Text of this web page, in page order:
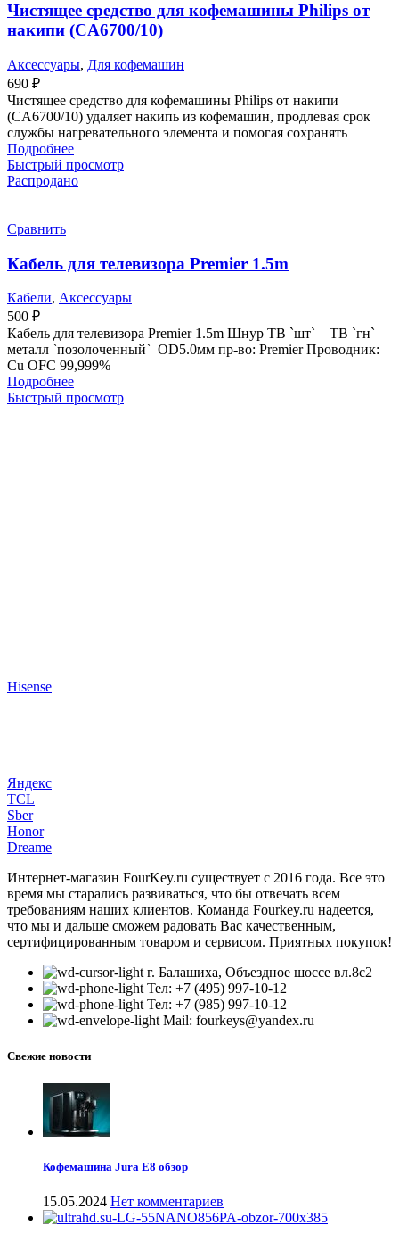
Чистящее средство для кофемашины Philips от
накипи (CA6700/10)
Аксессуары, Для кофемашин
690 ₽
Чистящее средство для кофемашины Philips от накипи
(CA6700/10) удаляет накипь из кофемашин, продлевая срок
службы нагревательного элемента и помогая сохранять
Подробнее
Быстрый просмотр
Распродано
Сравнить
Кабель для телевизора Premier 1.5m
Кабели, Аксессуары
500 ₽
Кабель для телевизора Premier 1.5m Шнур ТВ `шт` – ТВ `гн`
металл `позолоченный` OD5.0мм пр-во: Premier Проводник:
Cu OFC 99,999%
Подробнее
Быстрый просмотр
Hisense
Яндекс
TCL
Sber
Honor
Dreame
Интернет-магазин FourKey.ru существует с 2016 года. Все это
время мы старались развиваться, что бы отвечать всем
требованиям наших клиентов. Команда Fourkey.ru надеется,
что мы и дальше сможем радовать Вас качественным,
сертифицированным товаром и сервисом. Приятных покупок!
г. Балашиха, Объездное шоссе вл.8c2
Тел: +7 (495) 997-10-12
Тел: +7 (985) 997-10-12
Mail: fourkeys@yandex.ru
Свежие новости
Кофемашина Jura E8 обзор
15.05.2024 Нет комментариев